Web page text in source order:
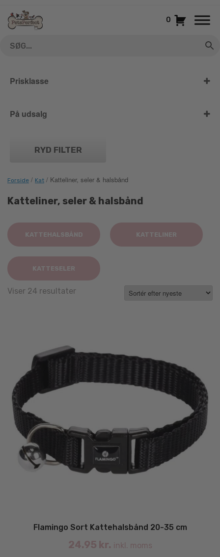
indhold
0
Forside / Kat / Katteliner, seler & halsbånd
Katteliner, seler & halsbånd
KATTEHALSBÅND KATTELINER
KATTESELER
Viser 24 resultaterSorted
Flamingo Sort Kattehalsbånd 20-35 cm
24.95 kr. inkl. moms
Prisklasse
På udsalg
RYD FILTER